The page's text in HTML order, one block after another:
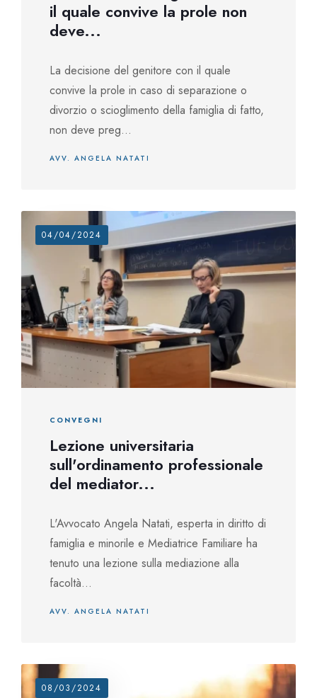
il quale convive la prole non
deve...
La decisione del genitore con il quale
convive la prole in caso di separazione o
divorzio o scioglimento della famiglia di fatto,
non deve preg...
AVV. ANGELA NATATI
04/04/2024
CONVEGNI
Lezione universitaria
sull'ordinamento professionale
del mediator...
L'Avvocato Angela Natati, esperta in diritto di
famiglia e minorile e Mediatrice Familiare ha
tenuto una lezione sulla mediazione alla
facoltà...
AVV. ANGELA NATATI
08/03/2024